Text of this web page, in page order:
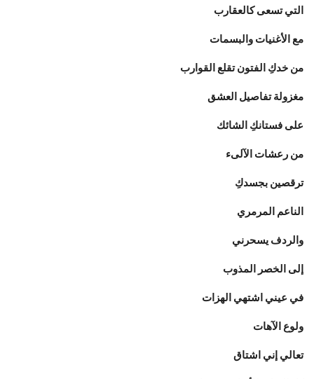
التي تسعى كالعقارب
مع الأغنيات والبسمات
من خدكِ الفتون تقلع القوارب
مغزولة تفاصيل العشق
على فستانكِ الشائك
من رعشات الآلىء
ترقصين بجسدكِ
الناعم المرمري
والردف يسحرني
إلى الخصر المذوب
في عيني اشتهي الهزات
ولوع الآهات
تعالي إني اشتاق